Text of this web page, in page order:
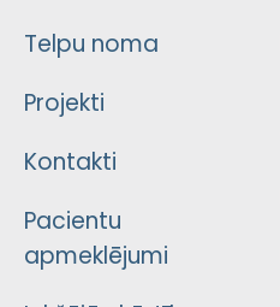
Telpu noma
Projekti
Kontakti
Pacientu
apmeklējumi